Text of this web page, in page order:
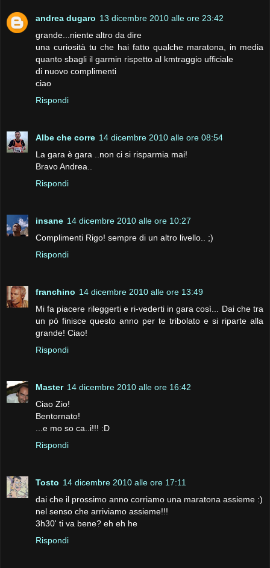
andrea dugaro 13 dicembre 2010 alle ore 23:42
grande...niente altro da dire
una curiosità tu che hai fatto qualche maratona, in media
quanto sbagli il garmin rispetto al kmtraggio ufficiale
di nuovo complimenti
ciao
Rispondi
Albe che corre 14 dicembre 2010 alle ore 08:54
La gara è gara ..non ci si risparmia mai!
Bravo Andrea..
Rispondi
insane 14 dicembre 2010 alle ore 10:27
Complimenti Rigo! sempre di un altro livello.. ;)
Rispondi
franchino 14 dicembre 2010 alle ore 13:49
Mi fa piacere rileggerti e ri-vederti in gara così... Dai che tra
un pò finisce questo anno per te tribolato e si riparte alla
grande! Ciao!
Rispondi
Master 14 dicembre 2010 alle ore 16:42
Ciao Zio!
Bentornato!
...e mo so ca..i!!! :D
Rispondi
Tosto 14 dicembre 2010 alle ore 17:11
dai che il prossimo anno corriamo una maratona assieme :)
nel senso che arriviamo assieme!!!
3h30' ti va bene? eh eh he
Rispondi